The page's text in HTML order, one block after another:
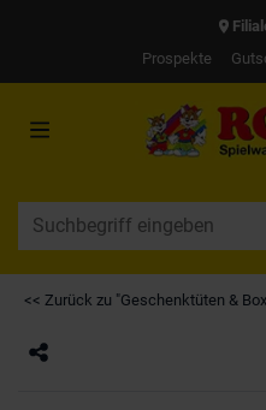
Prospekte
<< Zurück zu "Geschenktüten &